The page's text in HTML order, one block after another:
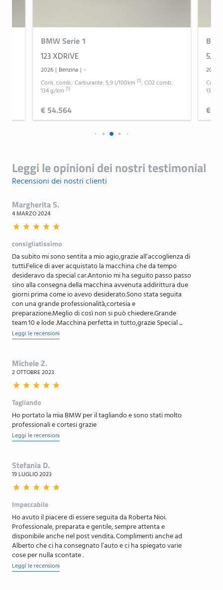
Modanature interne retroilluminate hexacube
alluminium
My modes
PC iBrake (Post crash collision warning con braking
fuction)
Parking Assistant
Performance control
Personal eSIM
Radio DAB e DAB+
Rain sensor con automatic lights
Rivestimento interno del padiglione M in colore
antracite
Sedile posteriore suddiviso 60:40 con i-Size / isofix
nei sedili esterni
Sedili anteriori del guidatore e del passeggero
regolabili manualmente in altezza
Sedili anteriori riscaldabili
Sedili anteriori sportivi
Servotronic
Sistema HiFi harman kardon
Sistema anti bloccaggio di sicurezza ABS
Sospensioni adattive M
Specchietti retrovisori con calotte in black
Specchietti retrovisori regolabili e richiudibili
elettricamente, riscaldati
Spoiler posteriore M
Tappetini color antracite
Tyre repair kit plus
Vetri posteriori laterali e lunotto oscurati
Voltante sportivo M
Welcome Light
Widescreen display
xDrive
BMWSerie 1
123 XDRIVE
2026 | Benzina | -
Cons. comb.: Carburante: 5,9 l/100km (1), CO2 comb.:
134 g/km (1)
€ 54.564
2026
Cons.
133
€
Leggi le opinioni dei nostri testimonial
Recensioni dei nostri clienti
Margherita S.
4 MARZO 2024
consigliatissimo
Da subito mi sono sentita a mio agio,grazie all’accoglienza di
tutti.Felice di aver acquistato la macchina che da tempo
desideravo da special car.Antonio mi ha seguito passo passo
sino alla consegna della macchina avvenuta addirittura due
giorni prima come io avevo desiderato.Sono stata seguita
con una grande professionalità,cortesia e
preparazione.Meglio di così non si può chiedere.Grande
team 10 e lode .Macchina perfetta in tutto,grazie Special ...
Leggi le recensioni
Michele Z.
2 OTTOBRE 2023
Tagliando
Ho portato la mia BMW per il tagliando e sono stati molto
professionali e cortesi grazie
Leggi le recensioni
Stefania D.
19 LUGLIO 2023
Impeccabile
Ho avuto il piacere di essere seguita da Roberta Nioi.
Professionale, preparata e gentile, sempre attenta e
disponibile anche nel post vendita. Complimenti anche ad
Alberto che ci ha consegnato l’auto e ci ha spiegato varie
cose per nulla scontate .
Leggi le recensioni